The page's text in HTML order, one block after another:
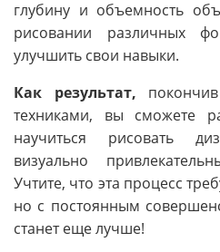
глубину и объемность
рисовании различных
улучшить свои навыки.
Как результат,
техниками, вы сможете
научиться рисовать
визуально
Учтите, что эта процесс
но с постоянным
станет еще лучше!